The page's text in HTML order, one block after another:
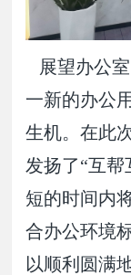
展望办公
一新的办公
生机。在此
发扬了“互
短的时间内
合办公环境
以顺利圆满